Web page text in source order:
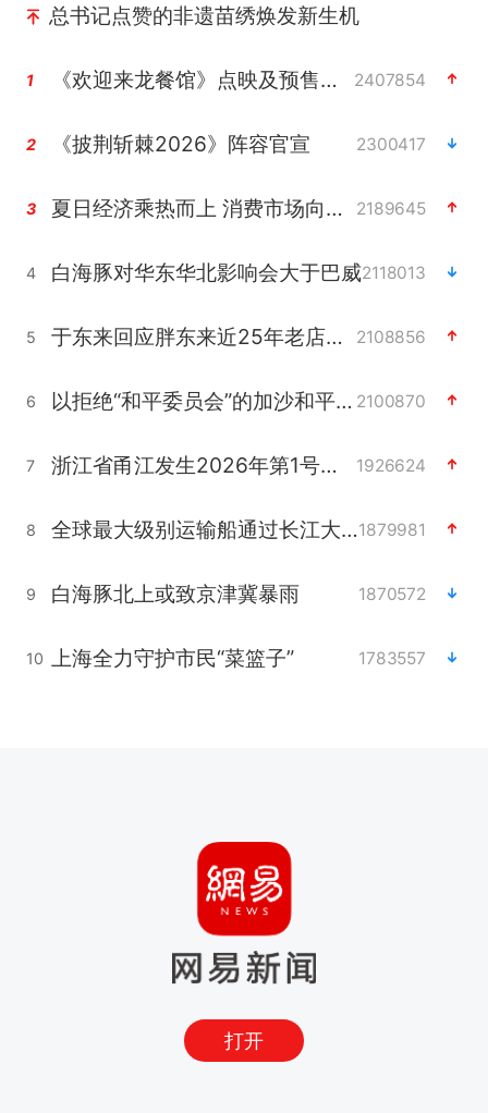
总书记点赞的非遗苗绣焕发新生机
1 《欢迎来龙餐馆》点映及预售总票房破亿 2407854
2 《披荆斩棘2026》阵容官宣 2300417
3 夏日经济乘热而上 消费市场向新而行 2189645
4 白海豚对华东华北影响会大于巴威2118013
5 于东来回应胖东来近25年老店年底关闭 2108856
6 以拒绝“和平委员会”的加沙和平计划 2100870
7 浙江省甬江发生2026年第1号洪水 1926624
8 全球最大级别运输船通过长江大桥1879981
9 白海豚北上或致京津冀暴雨 1870572
10 上海全力守护市民“菜篮子” 1783557
打开